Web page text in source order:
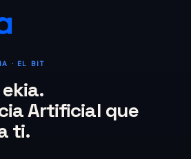
· EL BIT
Artificial que
ti.